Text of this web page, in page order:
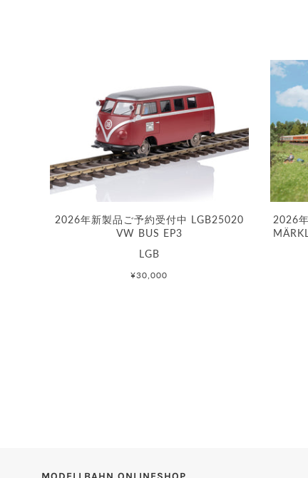
2026年新製品ご予約受付中 LGB25020
VW BUS EP3
LGB
¥30,000
2026